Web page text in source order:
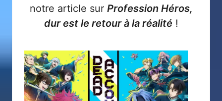
notre article sur Profession Héros,
dur est le retour à la réalité !